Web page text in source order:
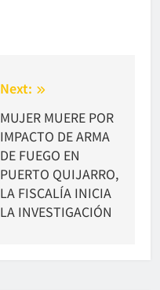
Next:
MUJER MUERE POR
IMPACTO DE ARMA
DE FUEGO EN
PUERTO QUIJARRO,
LA FISCALÍA INICIA
LA INVESTIGACIÓN